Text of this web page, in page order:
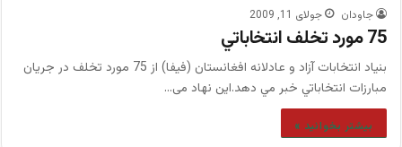
جاودان جولای 11, 2009
75 مورد تخلف انتخاباتي
بنیاد انتخابات آزاد و عادلانه افغانستان (فیفا) از 75 مورد تخلف در جریان
مبارزات انتخاباتي خبر مي دهد.این نهاد می…
بیشتر بخوانید »